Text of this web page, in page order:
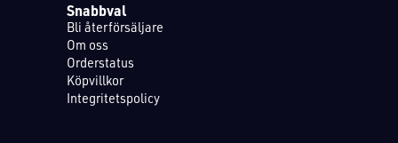
Snabbval
Bli återförsäljare
Om oss
Orderstatus
Köpvillkor
Integritetspolicy